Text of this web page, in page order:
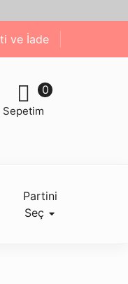
ve İade
Sepetim
0
Partini
Seç